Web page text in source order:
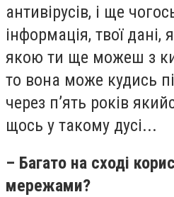
антивірусів, і ще
інформація, твої дані,
якою ти ще можеш з
то вона може кудись
через п’ять років
щось у такому дусі...
– Багато на сході
мережами?